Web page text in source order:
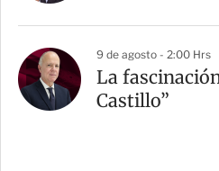
9 de agosto - 2:00 Hrs
La
Castillo”